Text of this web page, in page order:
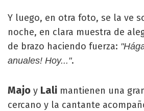
Y luego, en otra foto, se la ve
noche, en clara muestra de
de brazo haciendo fuerza:
anuales! Hoy...".
Majo y Lali mantienen una
cercano y la cantante